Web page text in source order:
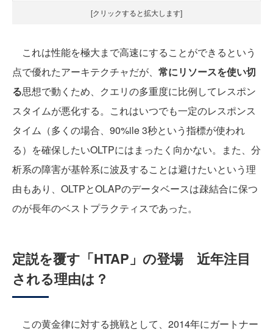
[クリックすると拡大します]
これは性能を極大まで高速にすることができるという
点で優れたアーキテクチャだが、 常にリソースを使い切
る思想で動くため、クエリの多重度に比例してレスポン
スタイムが悪化する。これはいつでも一定のレスポンス
タイム（多くの場合、90%ile 3秒という指標が使われ
る）を確保したいOLTPにはまったく向かない。また、分
析系の障害が基幹系に波及することは避けたいという理
由もあり、OLTPとOLAPのデータベースは疎結合に保つ
のが長年のベストプラクティスであった。
定説を覆す「HTAP」の登場 近年注目
される理由は？
この黄金律に対する挑戦として、2014年にガートナー